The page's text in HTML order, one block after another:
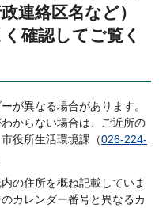
連絡区名など）
確認してご覧く
が異なる場合があります。
からない場合は、ご近所の
役所生活環境課（026-224-
の住所を概ね記載していま
カレンダー番号と異なるカ